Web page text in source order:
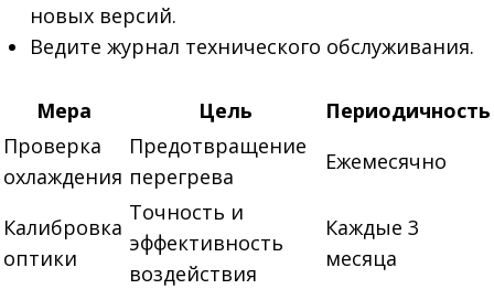
новых версий.
Ведите журнал технического обслуживания.
Мера Цель
Периодичность
Проверка
охлаждения
Предотвращение
перегрева
Ежемесячно
Калибровка
оптики
Точность и
эффективность
воздействия
Каждые 3
месяца